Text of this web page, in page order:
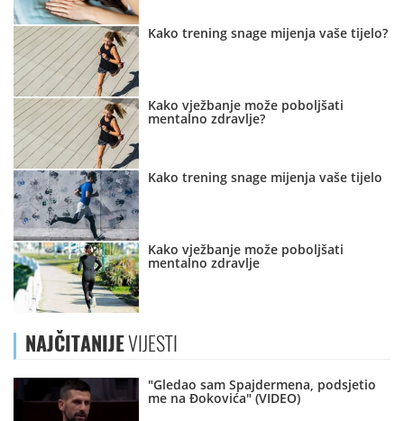
Kako trening snage mijenja vaše tijelo?
Kako vježbanje može poboljšati
mentalno zdravlje?
Kako trening snage mijenja vaše tijelo
Kako vježbanje može poboljšati
mentalno zdravlje
NAJČITANIJEVIJESTI
"Gledao sam Spajdermena, podsjetio
me na Đokovića" (VIDEO)